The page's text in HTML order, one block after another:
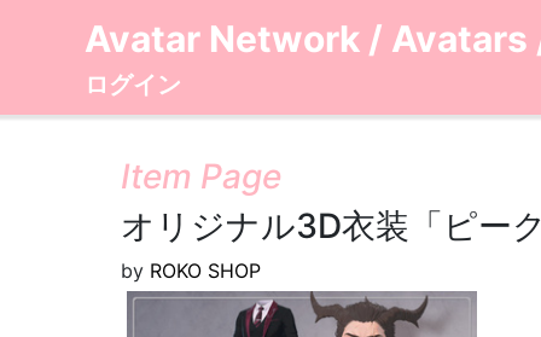
Avatar Network / Avatars
ログイン
Item Page
オリジナル3D衣装「ピー
by ROKO SHOP